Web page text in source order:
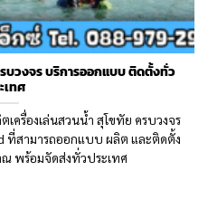
บวงจร บริการออกแบบ ติดตั้งทั่ว
เทศ
ครื่องเล่นสวนน้ำ สุโขทัย ครบวงจร
ที่สามารถออกแบบ ผลิต และติดตั้ง
พร้อมจัดส่งทั่วประเทศ